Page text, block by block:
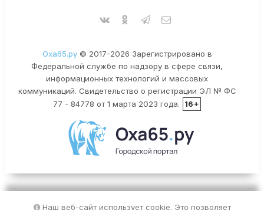
Оха65.ру© 2017-2026 Зарегистрировано в
Федеральной службе по надзору в сфере связи,
информационных технологий и массовых
коммуникаций. Свидетельство о регистрации ЭЛ № ФС
77 - 84778 от 1 марта 2023 года.
16+
Наш веб-сайт использует cookie. Это позволяет